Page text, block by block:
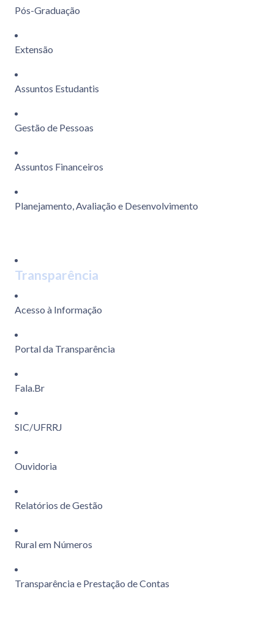
Pós-Graduação
Extensão
Assuntos Estudantis
Gestão de Pessoas
Assuntos Financeiros
Planejamento, Avaliação e Desenvolvimento
Transparência
Acesso à Informação
Portal da Transparência
Fala.Br
SIC/UFRRJ
Ouvidoria
Relatórios de Gestão
Rural em Números
Transparência e Prestação de Contas